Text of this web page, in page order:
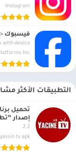
Instagram
فيسبوك -facebook
with device
Inc.
التطبيقات الأكثر
إصدار
2.2
yassin tv apk